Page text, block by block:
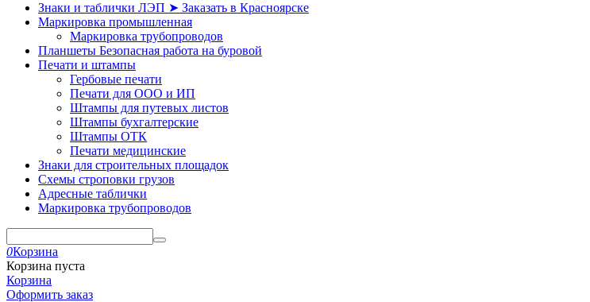
Знаки и таблички ЛЭП ➤ Заказать в Красноярске
Маркировка промышленная
Маркировка трубопроводов
Планшеты Безопасная работа на буровой
Печати и штампы
Гербовые печати
Печати для ООО и ИП
Штампы для путевых листов
Штампы бухгалтерские
Штампы ОТК
Печати медицинские
Знаки для строительных площадок
Схемы строповки грузов
Адресные таблички
Маркировка трубопроводов
0Корзина
Корзина пуста
Корзина
Оформить заказ